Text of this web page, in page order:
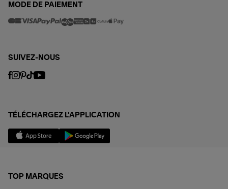
MODE DE PAIEMENT
SUIVEZ-NOUS
TÉLÉCHARGEZ L'APPLICATION
TOP MARQUES